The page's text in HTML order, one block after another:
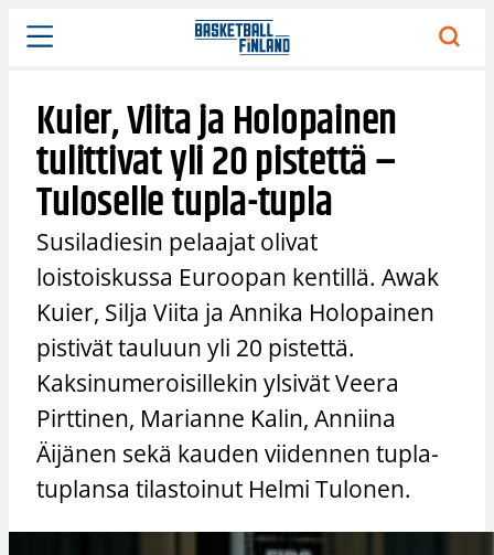
Siirry
sisältöön
Kuier, Viita ja Holopainen
tulittivat yli 20 pistettä –
Tuloselle tupla-tupla
Susiladiesin pelaajat olivat
loistoiskussa Euroopan kentillä. Awak
Kuier, Silja Viita ja Annika Holopainen
pistivät tauluun yli 20 pistettä.
Kaksinumeroisillekin ylsivät Veera
Pirttinen, Marianne Kalin, Anniina
Äijänen sekä kauden viidennen tupla-
tuplansa tilastoinut Helmi Tulonen.